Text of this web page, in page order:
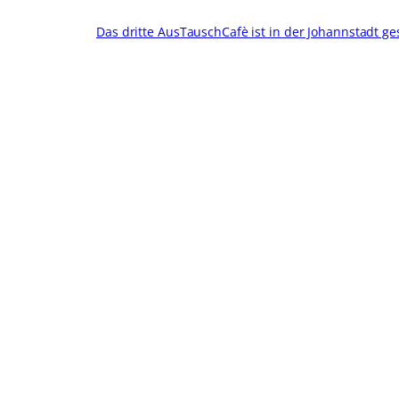
Das dritte AusTauschCafè ist in der Johannstadt